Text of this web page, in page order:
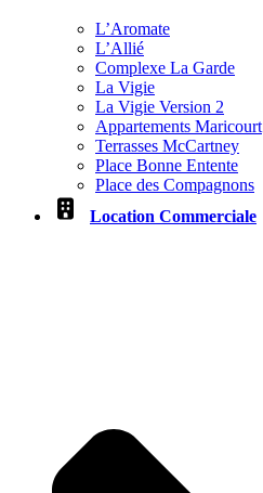
L’Aromate
L’Allié
Complexe La Garde
La Vigie
La Vigie Version 2
Appartements Maricourt
Terrasses McCartney
Place Bonne Entente
Place des Compagnons
Location Commerciale